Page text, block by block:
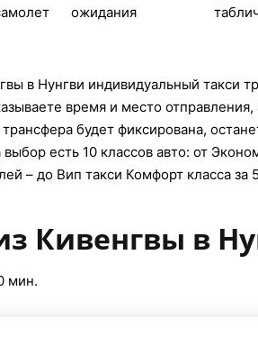
ожидания
в Нунгви индивидуальный такси
время и место
будет фиксирована,
есть 10 классов авто: от
– до Вип такси Комфорт класса
Кивенгвы в
мин.